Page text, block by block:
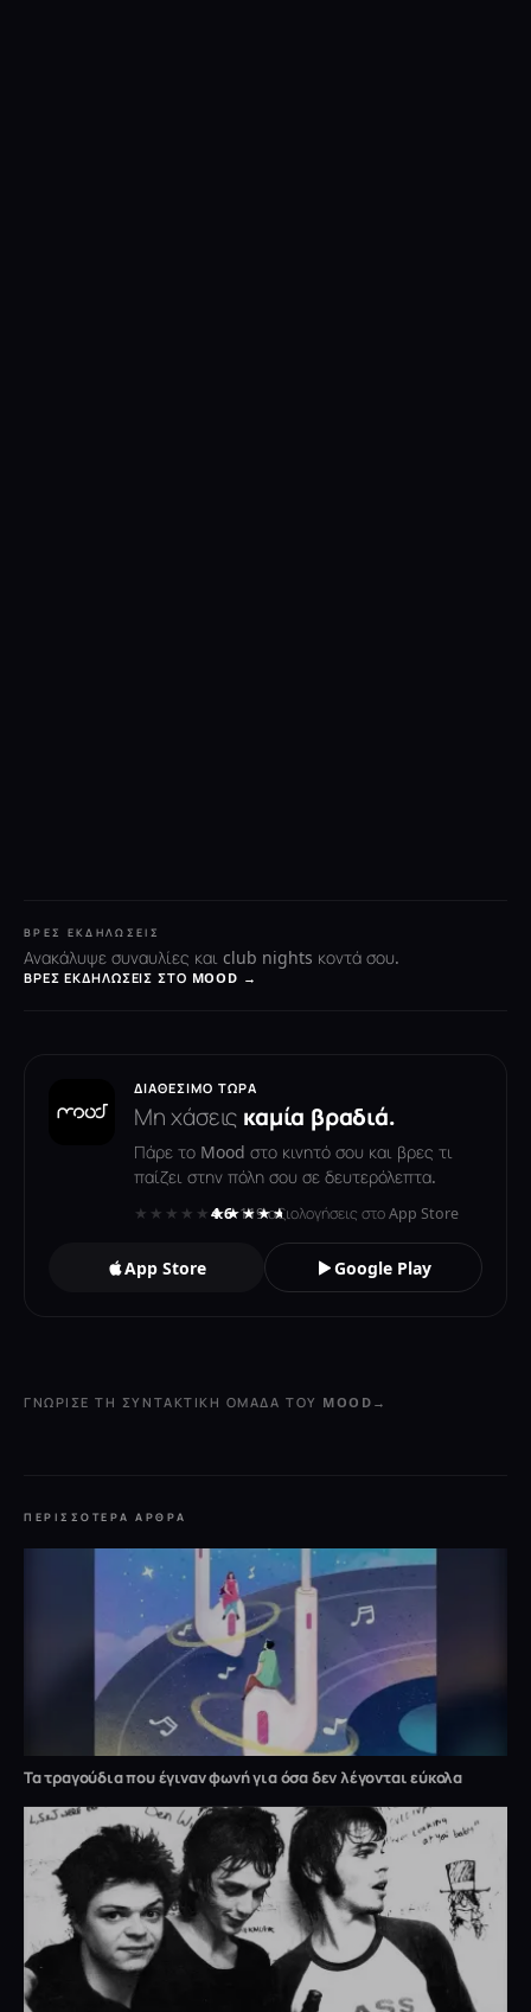
ΒΡΕΣ ΕΚΔΗΛΏΣΕΙΣ
Ανακάλυψε συναυλίες και club nights κοντά σου.
ΒΡΕΣ ΕΚΔΗΛΏΣΕΙΣ ΣΤΟ MOOD →
ΔΙΑΘΈΣΙΜΟ ΤΏΡΑ
Μη χάσεις καμία βραδιά.
Πάρε το Mood στο κινητό σου και βρες τι
παίζει στην πόλη σου σε δευτερόλεπτα.
★★★★★★★★★★
4.6· 119 αξιολογήσεις στο App Store
App Store Google Play
ΓΝΏΡΙΣΕ ΤΗ ΣΥΝΤΑΚΤΙΚΉ ΟΜΆΔΑ ΤΟΥ MOOD →
ΠΕΡΙΣΣΌΤΕΡΑ ΆΡΘΡΑ
Τα τραγούδια που έγιναν φωνή για όσα δεν λέγονται εύκολα